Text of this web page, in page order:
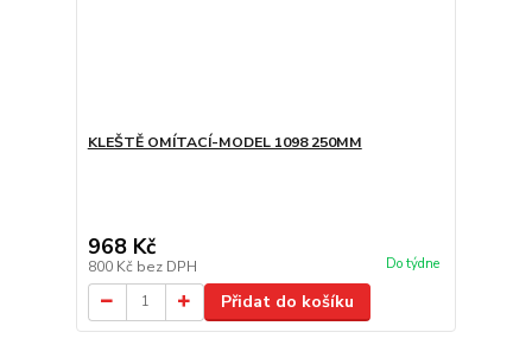
KLEŠTĚ OMÍTACÍ-MODEL 1098 250MM
968 Kč
800 Kč bez DPH Do týdne
Přidat do košíku